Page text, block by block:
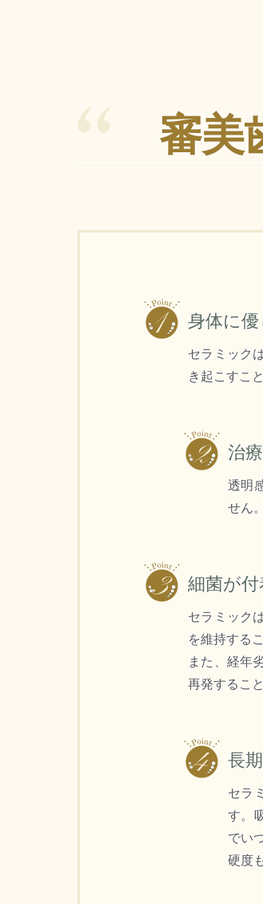
審美
身体に優
セラミック
き起こすこ
治
透明
せん。
細菌が
セラミック
を維持する
また、経年
再発するこ
長
セラ
す。
でい
硬度